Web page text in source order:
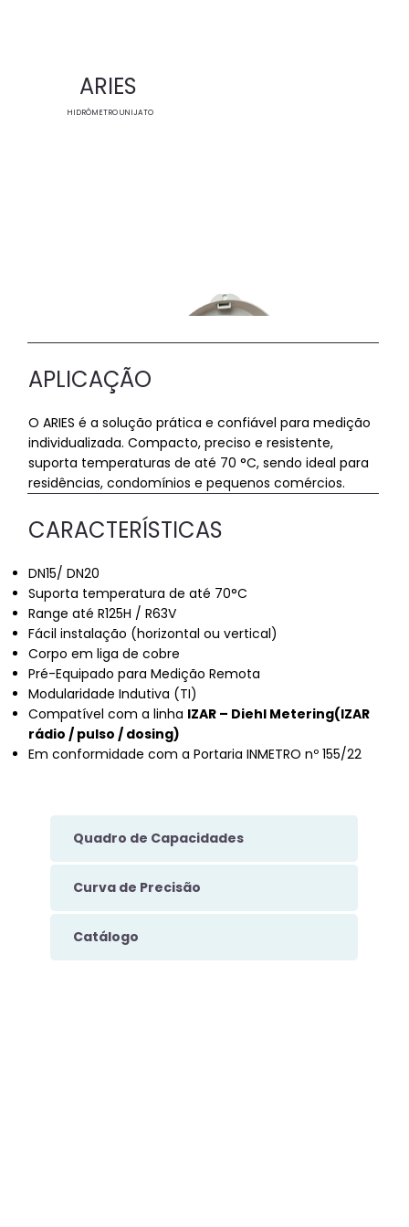
ARIES
HIDRÔMETRO UNIJATO
Unijato Aries Diehl Metering
APLICAÇÃO
O ARIES é a solução prática e confiável para medição
individualizada. Compacto, preciso e resistente,
suporta temperaturas de até 70 °C, sendo ideal para
residências, condomínios e pequenos comércios.
CARACTERÍSTICAS
DN15/ DN20
Suporta temperatura de até 70°C
Range até R125H / R63V
Fácil instalação (horizontal ou vertical)
Corpo em liga de cobre
Pré-Equipado para Medição Remota
Modularidade Indutiva (TI)
Compatível com a linha IZAR – Diehl Metering(IZAR
rádio / pulso / dosing)
Em conformidade com a Portaria INMETRO nº 155/22
Quadro de Capacidades
Curva de Precisão
Catálogo